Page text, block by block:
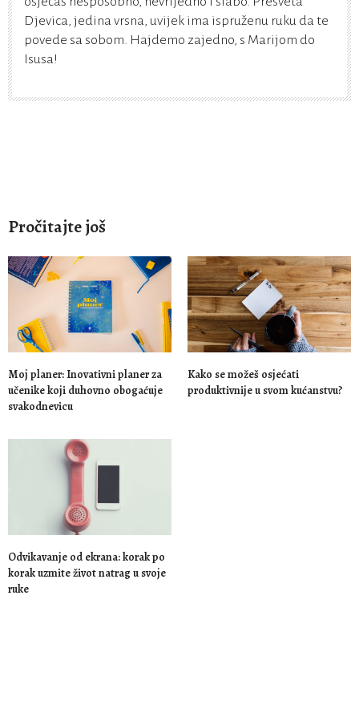
Djevica, jedina vrsna, uvijek ima ispruženu ruku da te
povede sa sobom. Hajdemo zajedno, s Marijom do
Isusa!
Pročitajte još
Moj planer: Inovativni planer za
učenike koji duhovno obogaćuje
svakodnevicu
Kako se možeš osjećati
produktivnije u svom kućanstvu?
Odvikavanje od ekrana: korak po
korak uzmite život natrag u svoje
ruke